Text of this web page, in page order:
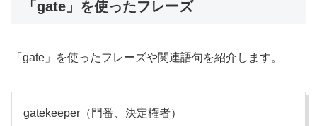
「gate」を使ったフレーズ
「gate」を使ったフレーズや関連語句を紹介します。
gatekeeper（門番、決定権者）